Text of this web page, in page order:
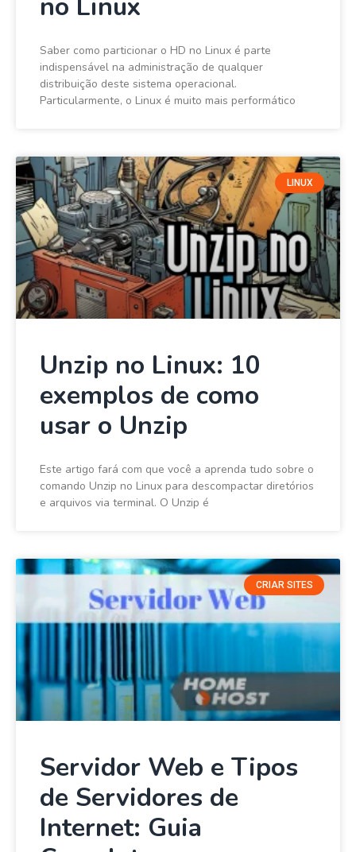
Saber como particionar o HD no Linux é parte
indispensável na administração de qualquer
distribuição deste sistema operacional.
Particularmente, o Linux é muito mais performático
LINUX
Unzip no Linux: 10
exemplos de como
usar o Unzip
Este artigo fará com que você a aprenda tudo sobre o
comando Unzip no Linux para descompactar diretórios
e arquivos via terminal. O Unzip é
CRIAR SITES
Servidor Web e Tipos
de Servidores de
Internet: Guia